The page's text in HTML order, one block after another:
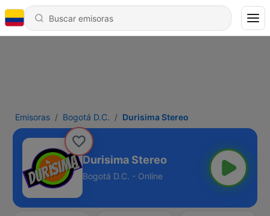
Emisoras Bogotá D.C. Durisima Stereo
Durisima Stereo
Bogotá D.C. - Online